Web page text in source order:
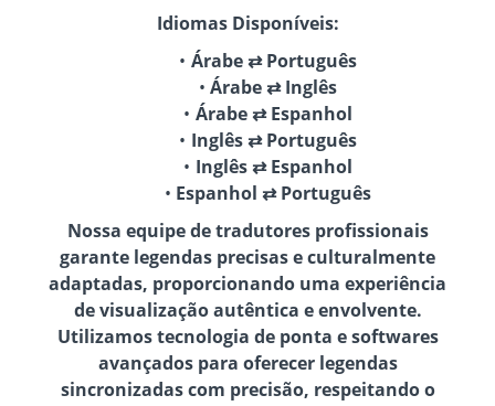
Idiomas Disponíveis:
Árabe ⇄ Português
Árabe ⇄ Inglês
Árabe ⇄ Espanhol
Inglês ⇄ Português
Inglês ⇄ Espanhol
Espanhol ⇄ Português
Nossa equipe de tradutores profissionais
garante legendas precisas e culturalmente
adaptadas, proporcionando uma experiência
de visualização autêntica e envolvente.
Utilizamos tecnologia de ponta e softwares
avançados para oferecer legendas
sincronizadas com precisão, respeitando o